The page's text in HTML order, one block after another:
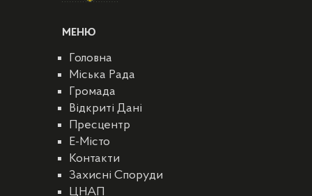
МЕНЮ
Головна
Міська Рада
Громада
Відкриті Дані
Пресцентр
E-Місто
Контакти
Захисні Споруди
ЦНАП